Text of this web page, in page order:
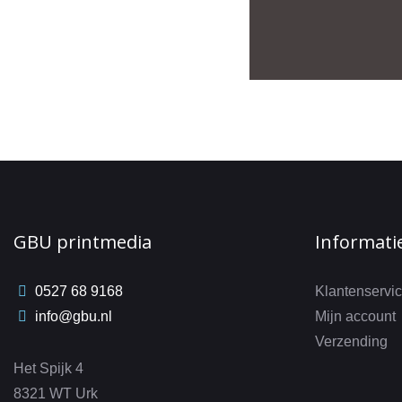
GBU printmedia
0527 68 9168
info@gbu.nl
Het Spijk 4
8321 WT Urk
Mijn account
Verzending